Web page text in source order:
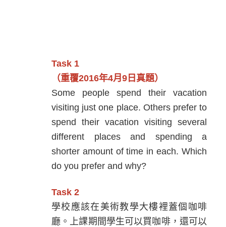
Task 1
（重覆2016年4月9日真題）
Some people spend their vacation
visiting just one place. Others prefer to
spend their vacation visiting several
different places and spending a
shorter amount of time in each. Which
do you prefer and why?
Task 2
學校應該在美術教學大樓裡蓋個咖啡
廳。上課期間學生可以買咖啡，還可以